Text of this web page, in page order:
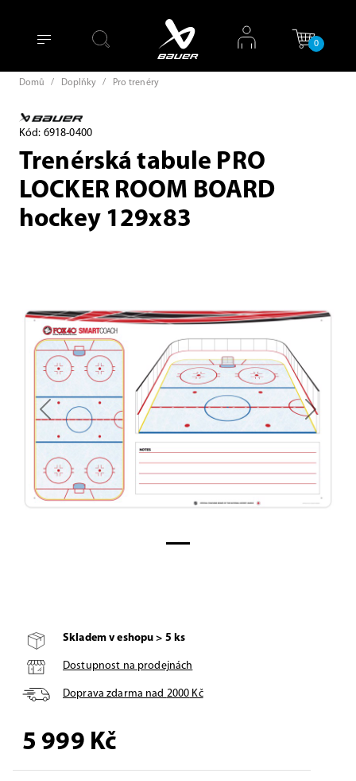
0
Domů / Doplňky / Pro trenéry
Kód: 6918-0400
Trenérská tabule PRO
LOCKER ROOM BOARD
hockey 129x83
Previous Next
Skladem v eshopu > 5 ks
Dostupnost na prodejnách
Doprava zdarma nad 2000 Kč
5 999 Kč